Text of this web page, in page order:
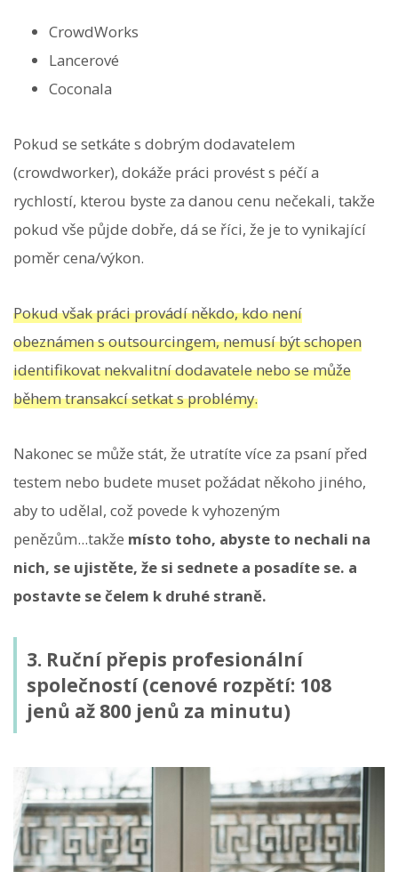
CrowdWorks
Lancerové
Coconala
Pokud se setkáte s dobrým dodavatelem
(crowdworker), dokáže práci provést s péčí a
rychlostí, kterou byste za danou cenu nečekali, takže
pokud vše půjde dobře, dá se říci, že je to vynikající
poměr cena/výkon.
Pokud však práci provádí někdo, kdo není
obeznámen s outsourcingem, nemusí být schopen
identifikovat nekvalitní dodavatele nebo se může
během transakcí setkat s problémy.
Nakonec se může stát, že utratíte více za psaní před
testem nebo budete muset požádat někoho jiného, ​​
aby to udělal, což povede k vyhozeným
penězům...takže místo toho, abyste to nechali na
nich, se ujistěte, že si sednete a posadíte se. a
postavte se čelem k druhé straně.
3. Ruční přepis profesionální
společností (cenové rozpětí: 108
jenů až 800 jenů za minutu)